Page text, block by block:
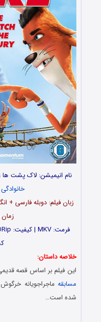
نام انیمیشن: لاک پشت ها
خانوادگی
زبان فیلم: دوبله فارسی +
زمان
خلاصه داستان:
این فیلم بر اساس قصه
مسابقه ماجراجویانه
شده است…